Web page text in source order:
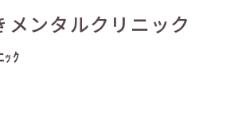
メンタルクリニック
ｯｸ